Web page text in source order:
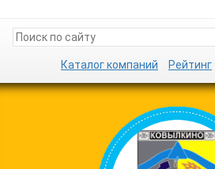
Каталог компаний Рейтинг